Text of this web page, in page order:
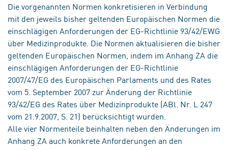
Die vorgenannten Normen konkretisieren in Verbindung
mit den jeweils bisher geltenden Europäischen Normen die
einschlägigen Anforderungen der EG-Richtlinie 93/42/EWG
über Medizinprodukte. Die Normen aktualisieren die bisher
geltenden Europäischen Normen, indem im Anhang ZA die
einschlägigen Anforderungen der EG-Richtlinie
2007/47/EG des Europäischen Parlaments und des Rates
vom 5. September 2007 zur Änderung der Richtlinie
93/42/EG des Rates über Medizinprodukte (ABl. Nr. L 247
vom 21.9.2007, S. 21) berücksichtigt wurden.
Alle vier Normenteile beinhalten neben den Änderungen im
Anhang ZA auch konkrete Anforderungen an den